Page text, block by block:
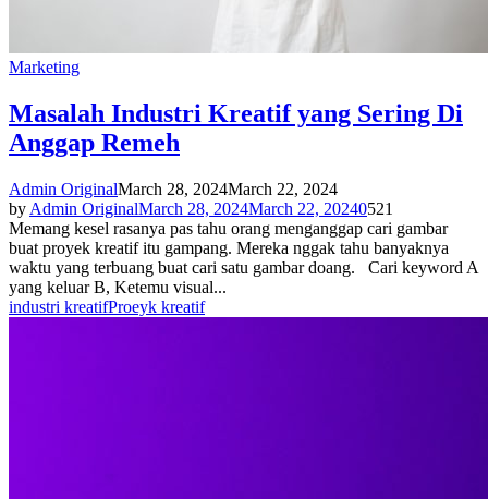
Marketing
Masalah Industri Kreatif yang Sering Di
Anggap Remeh
Admin OriginalMarch 28, 2024March 22, 2024
by Admin OriginalMarch 28, 2024March 22, 20240521
Memang kesel rasanya pas tahu orang menganggap cari gambar
buat proyek kreatif itu gampang. Mereka nggak tahu banyaknya
waktu yang terbuang buat cari satu gambar doang. Cari keyword A
yang keluar B, Ketemu visual...
industri kreatifProeyk kreatif